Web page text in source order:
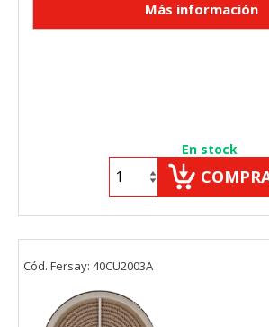
En stock
Cód. Fersay: 40CU2003A